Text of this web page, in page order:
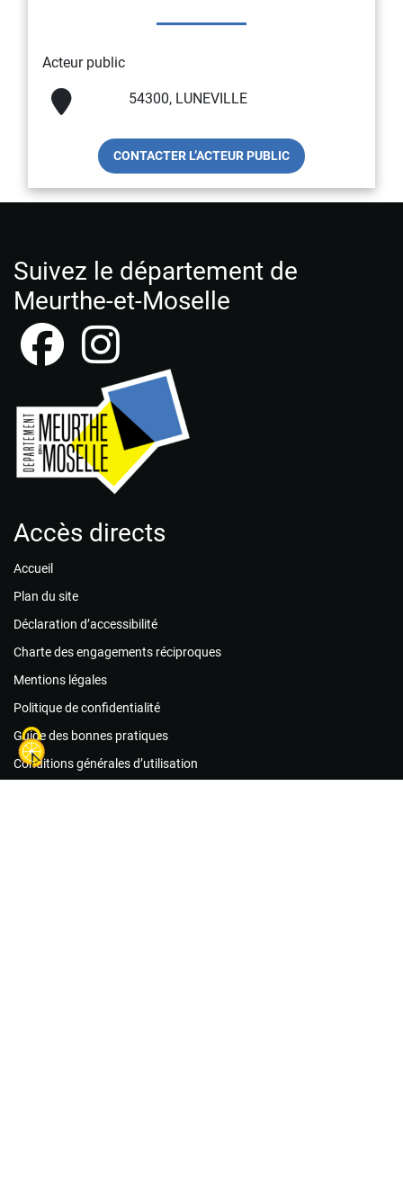
Acteur public
54300, LUNEVILLE
CONTACTER L’ACTEUR PUBLIC
Suivez le département de
Meurthe-et-Moselle
Accès directs
Accueil
Plan du site
Déclaration d’accessibilité
Charte des engagements réciproques
Mentions légales
Politique de confidentialité
Guide des bonnes pratiques
Conditions générales d’utilisation